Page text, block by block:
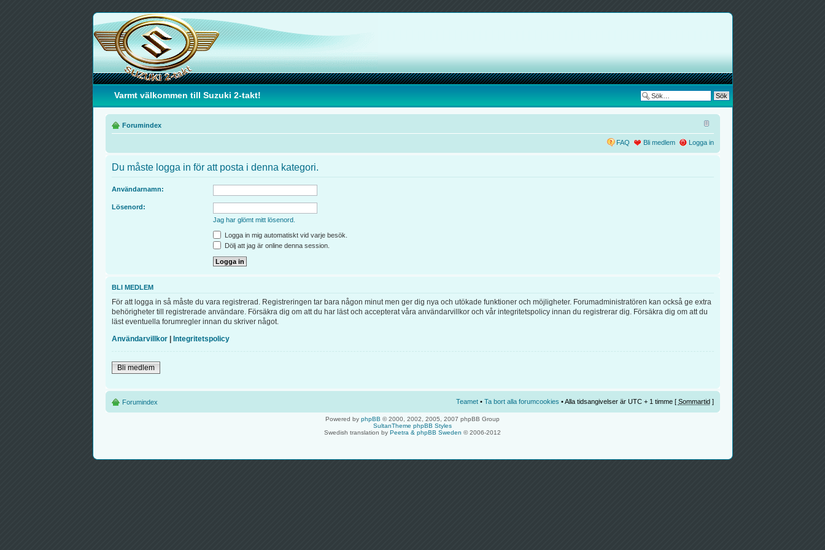
Varmt välkommen till Suzuki 2-takt!
Forumindex
FAQ Bli medlem Logga in
Du måste logga in för att posta i denna kategori.
Användarnamn:
Lösenord:
Jag har glömt mitt lösenord.
Logga in mig automatiskt vid varje besök.
Dölj att jag är online denna session.
BLI MEDLEM
För att logga in så måste du vara registrerad. Registreringen tar bara någon minut men ger dig nya och utökade funktioner och möjligheter. Forumadministratören kan också ge extra
behörigheter till registrerade användare. Försäkra dig om att du har läst och accepterat våra användarvillkor och vår integritetspolicy innan du registrerar dig. Försäkra dig om att du
läst eventuella forumregler innan du skriver något.
Användarvillkor| Integritetspolicy
Bli medlem
Forumindex Teamet• Ta bort alla forumcookies • Alla tidsangivelser är UTC + 1 timme [ Sommartid]
Powered by phpBB © 2000, 2002, 2005, 2007 phpBB Group
SultanTheme phpBB Styles
Swedish translation by Peetra & phpBB Sweden © 2006-2012